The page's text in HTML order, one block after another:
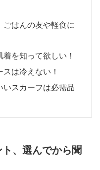
ごはんの友や軽食に
を知って欲しい！
は冷えない！
いスカーフは必需品
、選んでから聞